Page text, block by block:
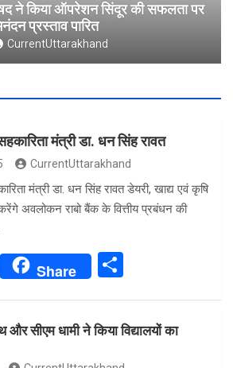
ने किया ऑपरेशन सिंदूर की सफलता पर
प्रस्ताव पारित
CurrentUttarakhand
मंत्री डा. धन सिंह रावत
CurrentUttarakhand
मंत्री डा. धन सिंह रावत डेयरी, खाद्य एवं कृषि
अवलोकन राबो बैंक के वित्तीय प्रबंधन की
W
Share
ar
e
और सीएम धामी ने किया विद्यालयों का